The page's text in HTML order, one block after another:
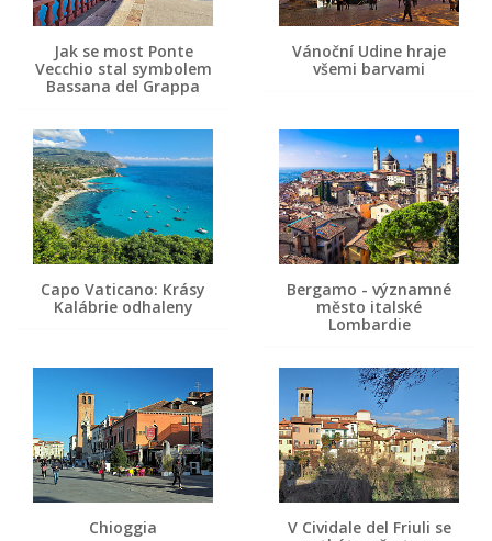
Jak se most Ponte
Vecchio stal symbolem
Bassana del Grappa
Vánoční Udine hraje
všemi barvami
Capo Vaticano: Krásy
Kalábrie odhaleny
Bergamo - významné
město italské
Lombardie
Chioggia
V Cividale del Friuli se